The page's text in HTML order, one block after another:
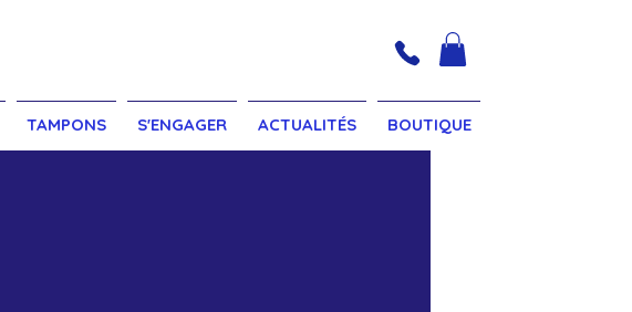
TAMPONS S'ENGAGER ACTUALITÉS BOUTIQUE